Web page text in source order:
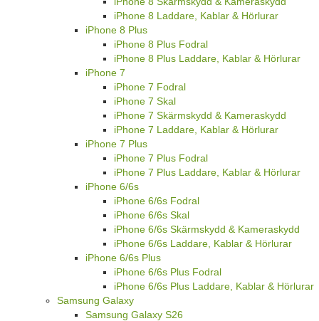
iPhone 8 Laddare, Kablar & Hörlurar
iPhone 8 Plus
iPhone 8 Plus Fodral
iPhone 8 Plus Laddare, Kablar & Hörlurar
iPhone 7
iPhone 7 Fodral
iPhone 7 Skal
iPhone 7 Skärmskydd & Kameraskydd
iPhone 7 Laddare, Kablar & Hörlurar
iPhone 7 Plus
iPhone 7 Plus Fodral
iPhone 7 Plus Laddare, Kablar & Hörlurar
iPhone 6/6s
iPhone 6/6s Fodral
iPhone 6/6s Skal
iPhone 6/6s Skärmskydd & Kameraskydd
iPhone 6/6s Laddare, Kablar & Hörlurar
iPhone 6/6s Plus
iPhone 6/6s Plus Fodral
iPhone 6/6s Plus Laddare, Kablar & Hörlurar
Samsung Galaxy
Samsung Galaxy S26